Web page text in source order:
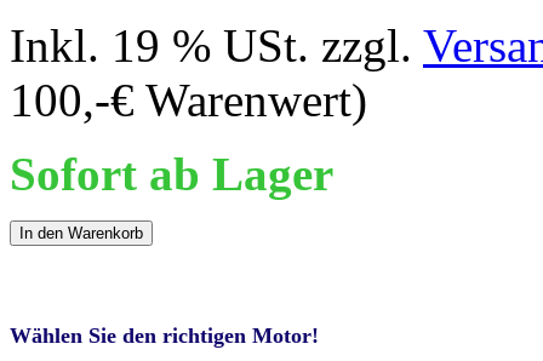
Inkl. 19 % USt. zzgl.
100,-€ Warenwert)
Sofort ab Lager
In den Warenkorb
Wählen Sie den richtigen Motor!